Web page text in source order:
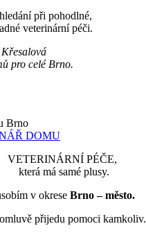
při pohodlné,
veterinární péči.
pro celé Brno.
VETERINÁRNÍ PÉČE,
která má samé plusy.
v okrese Brno – město.
přijedu pomoci kamkoliv.